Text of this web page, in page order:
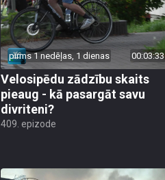
pirms 1 nedēļas, 1 dienas 00:03:33
Velosipēdu zādzību skaits
pieaug - kā pasargāt savu
divriteni?
409. epizode